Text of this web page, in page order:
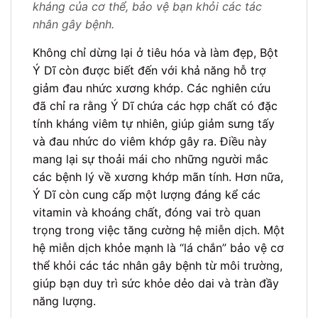
kháng của cơ thể, bảo vệ bạn khỏi các tác
nhân gây bệnh.
Không chỉ dừng lại ở tiêu hóa và làm đẹp, Bột
Ý Dĩ còn được biết đến với khả năng hỗ trợ
giảm đau nhức xương khớp. Các nghiên cứu
đã chỉ ra rằng Ý Dĩ chứa các hợp chất có đặc
tính kháng viêm tự nhiên, giúp giảm sưng tấy
và đau nhức do viêm khớp gây ra. Điều này
mang lại sự thoải mái cho những người mắc
các bệnh lý về xương khớp mãn tính. Hơn nữa,
Ý Dĩ còn cung cấp một lượng đáng kể các
vitamin và khoáng chất, đóng vai trò quan
trọng trong việc tăng cường hệ miễn dịch. Một
hệ miễn dịch khỏe mạnh là “lá chắn” bảo vệ cơ
thể khỏi các tác nhân gây bệnh từ môi trường,
giúp bạn duy trì sức khỏe dẻo dai và tràn đầy
năng lượng.